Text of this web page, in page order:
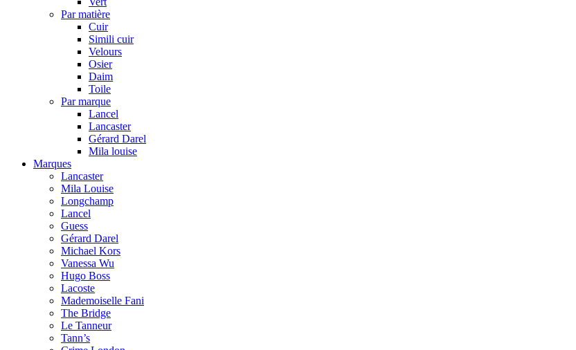
Par matière
Cuir
Simili cuir
Velours
Osier
Daim
Toile
Par marque
Lancel
Lancaster
Gérard Darel
Mila louise
Marques
Lancaster
Mila Louise
Longchamp
Lancel
Guess
Gérard Darel
Michael Kors
Vanessa Wu
Hugo Boss
Lacoste
Mademoiselle Fani
The Bridge
Le Tanneur
Tann’s